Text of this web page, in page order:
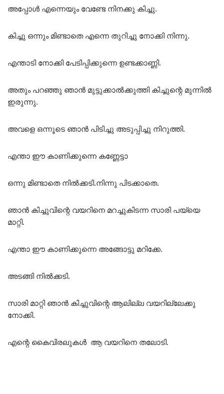
അപ്പോൾ എന്നെയും വേണ്ടേ നിനക്കു കിച്ചു.
കിച്ചു ഒന്നും മിണ്ടാതെ എന്നെ തുറിച്ചു നോക്കി നിന്നു.
എന്താടി നോക്കി പേടിപ്പിക്കുന്നെ ഉണ്ടക്കാണ്ണി.
അതും പറഞ്ഞു ഞാൻ മുട്ടുക്കാൽക്കുത്തി കിച്ചുന്റെ മുന്നിൽ
ഇരുന്നു.
അവളെ ഒന്നൂടെ ഞാൻ പിടിച്ചു അടുപ്പിച്ചു നിറുത്തി.
എന്താ ഈ കാണിക്കുന്നെ കണ്ണേട്ടാ
ഒന്നു മിണ്ടാതെ നിൽക്കടി.നിന്നു പിടക്കാതെ.
ഞാൻ കിച്ചുവിന്റെ വയറിനെ മറച്ചുകിടന്ന സാരി പയ്യെ
മാറ്റി.
എന്താ ഈ കാണിക്കുന്നെ അങ്ങോട്ടു മറിക്കേ.
അടങ്ങി നിൽക്കടി.
സാരി മാറ്റി ഞാൻ കിച്ചുവിന്റെ ആലില്ല വയറില്ലേക്കു
നോക്കി.
എന്റെ കൈവിരലുകൾ ആ വയറിനെ തലോടി.